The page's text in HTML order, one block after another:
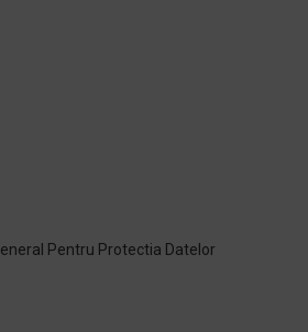
Pentru Protectia Datelor